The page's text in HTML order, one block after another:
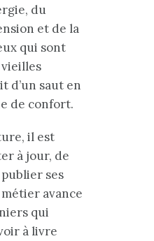
du
et de la
qui sont
d’un saut en
de confort.
il est
à jour, de
ses
avance
qui
à livre